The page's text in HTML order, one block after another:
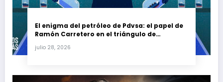
El enigma del petróleo de Pdvsa: el papel de
Ramón Carretero en el triángulo de
julio 28, 2026